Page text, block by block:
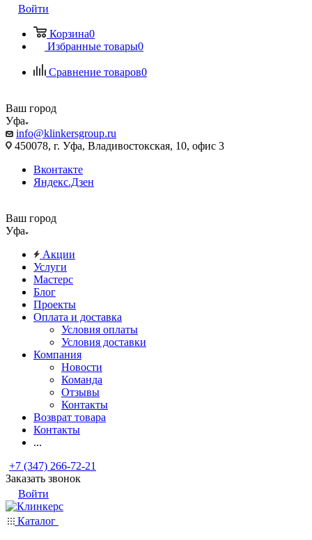
Войти
Корзина0
Избранные товары0
Сравнение товаров0
Ваш город
Уфа
info@klinkersgroup.ru
450078, г. Уфа, Владивостокская, 10, офис 3
Вконтакте
Яндекс.Дзен
Ваш город
Уфа
Акции
Услуги
Мастерс
Блог
Проекты
Оплата и доставка
Условия оплаты
Условия доставки
Компания
Новости
Команда
Отзывы
Контакты
Возврат товара
Контакты
...
+7 (347) 266-72-21
Заказать звонок
Войти
Каталог